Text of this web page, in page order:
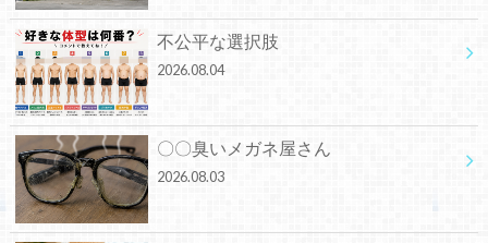
不公平な選択肢
2026.08.04
〇〇臭いメガネ屋さん
2026.08.03